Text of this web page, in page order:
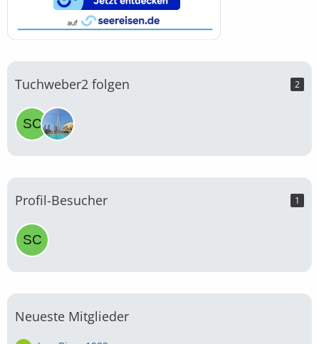
Tuchweber2 folgen 2
Profil-Besucher 1
Neueste Mitglieder